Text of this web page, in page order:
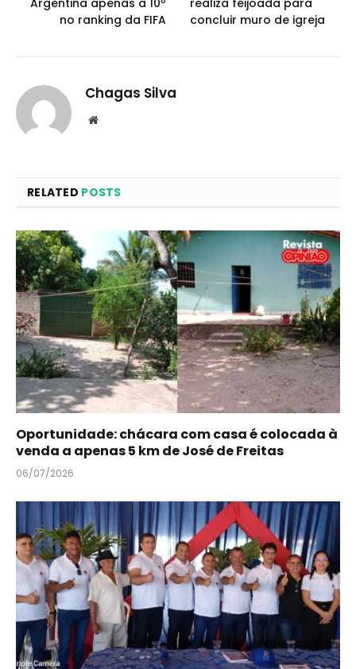
Argentina apenas a 10º
no ranking da FIFA
realiza feijoada para
concluir muro de igreja
Chagas Silva
Website
RELATED POSTS
Oportunidade: chácara com casa é colocada à
venda a apenas 5 km de José de Freitas
06/07/2026